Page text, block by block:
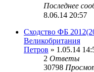
Последнее
8.06.14 20:57
Сходство ФБ
Великобритания
Петров » 1.05.14
2 Ответы
30798